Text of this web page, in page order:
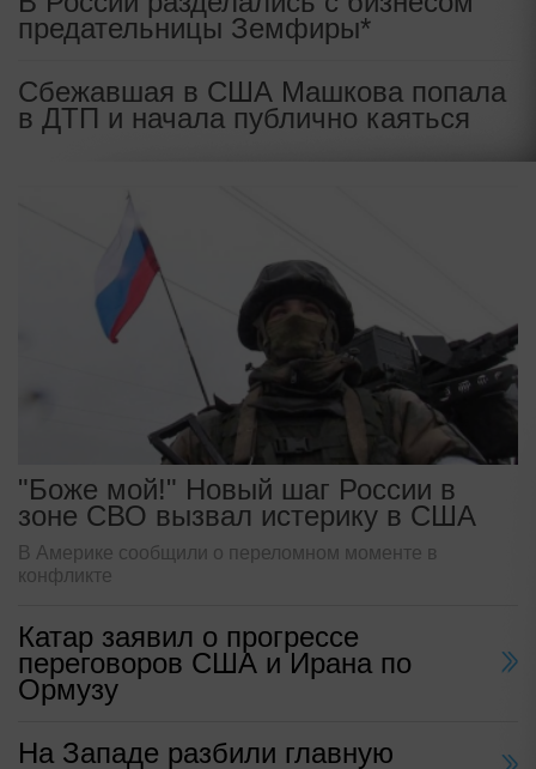
предательницы Земфиры*
Сбежавшая в США Машкова попала
в ДТП и начала публично каяться
"Боже мой!" Новый шаг России в
зоне СВО вызвал истерику в США
В Америке сообщили о переломном моменте в
конфликте
Катар заявил о прогрессе
переговоров США и Ирана по
Ормузу
На Западе разбили главную